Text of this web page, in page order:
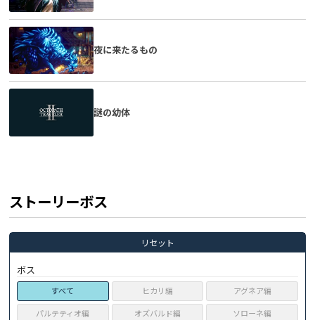
夜に来たるもの
謎の幼体
ストーリーボス
リセット
ボス
すべて ヒカリ編
アグネア編
パルテティオ編
オズバルド編
ソローネ編